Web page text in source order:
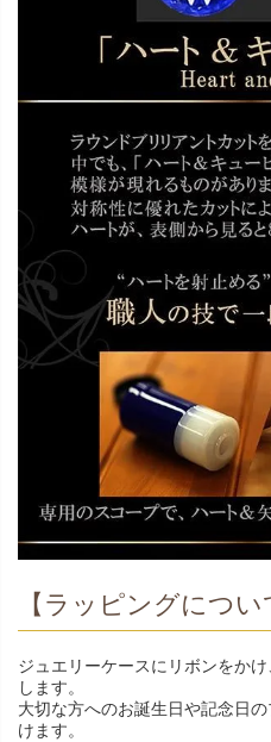
【ラッピングについ
ジュエリーケースにリボンをか
します。
大切な方へのお誕生日や記念日
けます。